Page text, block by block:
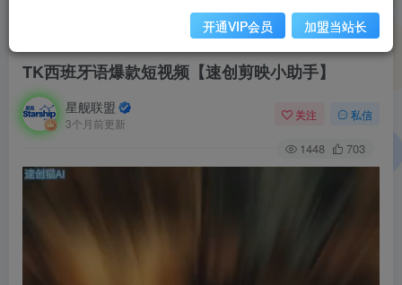
TK西班牙语爆款短视频【速创剪映小助手】
星舰联盟
3个月前更新
关注 私信
1448 703
视
开通VIP会员 加盟当站长